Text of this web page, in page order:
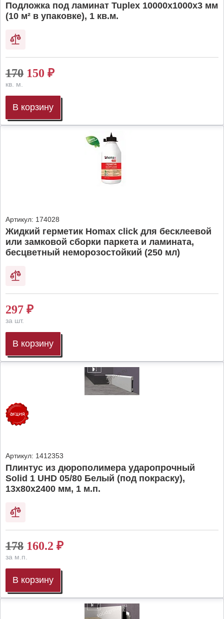
Подложка под ламинат Tuplex 10000x1000x3 мм
(10 м² в упаковке), 1 кв.м.
170 150 ₽
кв. м.
В корзину
Артикул: 174028
Жидкий герметик Homax click для бесклеевой
или замковой сборки паркета и ламината,
бесцветный неморозостойкий (250 мл)
297 ₽
за шт.
В корзину
Артикул: 1412353
Плинтус из дюрополимера ударопрочный
Solid 1 UHD 05/80 Белый (под покраску),
13х80х2400 мм, 1 м.п.
178 160.2 ₽
за м.п.
В корзину